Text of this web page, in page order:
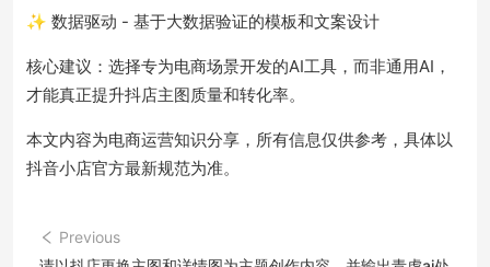
✨ 数据驱动 - 基于大数据验证的模板和文案设计
核心建议：选择专为电商场景开发的AI工具，而非通用AI，
才能真正提升抖店主图质量和转化率。
本文内容为电商运营知识分享，所有信息仅供参考，具体以
抖音小店官方最新规范为准。
Previous